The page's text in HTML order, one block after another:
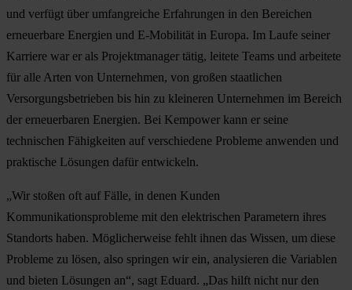
und verfügt über umfangreiche Erfahrungen in den Bereichen
erneuerbare Energien und E-Mobilität in Europa. Im Laufe seiner
Karriere war er als Projektmanager tätig, leitete Teams und arbeitete
für alle Arten von Unternehmen, von großen staatlichen
Versorgungsbetrieben bis hin zu kleineren Unternehmen im Bereich
der erneuerbaren Energien. Bei Kempower kann er seine
technischen Fähigkeiten auf verschiedene Probleme anwenden und
praktische Lösungen dafür entwickeln.
„Wir stoßen oft auf Fälle, in denen Kunden
Kommunikationsprobleme mit den elektrischen Parametern ihres
Standorts haben. Möglicherweise fehlt ihnen das Wissen, um diese
Probleme zu lösen, also springen wir ein, analysieren die Variablen
und bieten Lösungen an“, sagt Eduard. „Das hilft nicht nur den